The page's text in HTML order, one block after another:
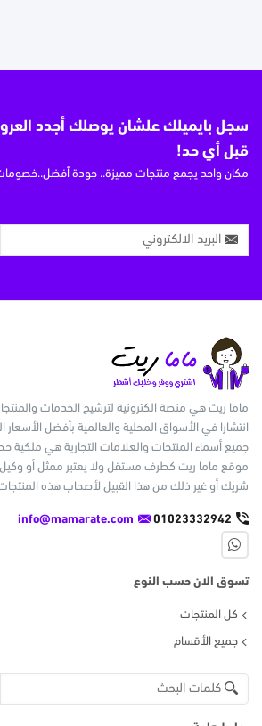
سجل بايميلك علشان يوصلك أجدد
قبل أي حد!
مكان واحد يجمع منتجات مميزة.. جودة
ماما ريت هي منصة الكترونية لترشيح الخدمات
انتشارا في الأسواق المحلية والعالمية بأفضل الأسعار
جميع أسماء المنتجات والعلامات التجارية هي ملكية
موقع ماما ريت كطرف مستقل ولا يعتبر ممثل أو
شريك أو غير ذلك من هذا القبيل لأصحاب هذه المنتجات
01023332942
info@mamarate.com
تسوق الان حسب النوع
كل المنتجات
جميع الأقسام